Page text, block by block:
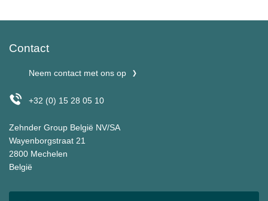
Contact
Neem contact met ons op
+32 (0) 15 28 05 10
Zehnder Group België NV/SA
Wayenborgstraat 21
2800 Mechelen
België